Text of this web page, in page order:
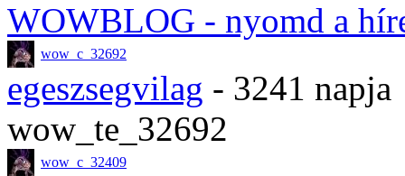
WOWBLOG - nyomd a
wow_c_32692
egeszsegvilag - 3241 napja
wow_te_32692
wow_c_32409